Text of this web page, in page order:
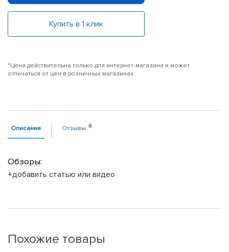
Купить в 1 клик
*Цена действительна только для интернет-магазина и может
отличаться от цен в розничных магазинах
Описание Отзывы
Обзоры:
+добавить статью или видео
Похожие товары